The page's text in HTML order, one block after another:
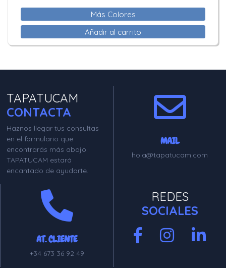
Más Colores
Añadir al carrito
TAPATUCAM
CONTACTA
Haznos llegar tus consultas
en el formulario que
encontrarás más abajo.
TAPATUCAM estará
encantado de ayudarte.
MAIL
hola@tapatucam.com
AT. CLIENTE
+34 673 36 92 49
REDES
SOCIALES